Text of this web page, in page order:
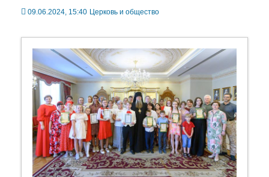
09.06.2024, 15:40 Церковь и общество